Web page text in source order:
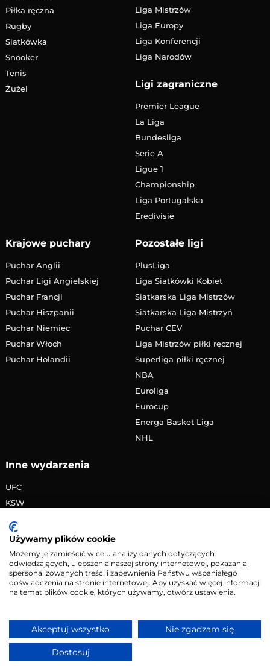
Piłka ręczna
Rugby
Siatkówka
Snooker
Tenis
Żużel
Liga Mistrzów
Liga Europy
Liga Konferencji
Liga Narodów
Ligi zagraniczne
Premier League
La Liga
Bundesliga
Serie A
Ligue 1
Championship
Liga Portugalska
Eredivisie
Krajowe puchary
Puchar Anglii
Puchar Ligi Angielskiej
Puchar Francji
Puchar Hiszpanii
Puchar Niemiec
Puchar Włoch
Puchar Holandii
Pozostałe ligi
PlusLiga
Liga Siatkówki Kobiet
Siatkarska Liga Mistrzów
Siatkarska Liga Mistrzyń
Puchar CEV
Liga Mistrzów piłki ręcznej
Superliga piłki ręcznej
NBA
Euroliga
Eurocup
Energa Basket Liga
NHL
Inne wydarzenia
UFC
KSW
PRIME MMA
Żużlowa Ekstraliga
Speedway Grand Prix
Skoki narciarskie
Kontakt•Reklama• Polityka prywatności
Serwis wyłącznie dla osób powyżej 18 lat. Hazard może
Używamy plików cookie
Możemy je zamieścić w celu analizy danych dotyczących
odwiedzających, ulepszenia naszej strony internetowej, pokazania
spersonalizowanych treści i zapewnienia Państwu wspaniałego
doświadczenia na stronie internetowej. Aby uzyskać więcej informacji
na temat plików cookie, których używamy, otwórz ustawienia.
Akceptuj wszystko Nie zgadzam się
Dostosuj